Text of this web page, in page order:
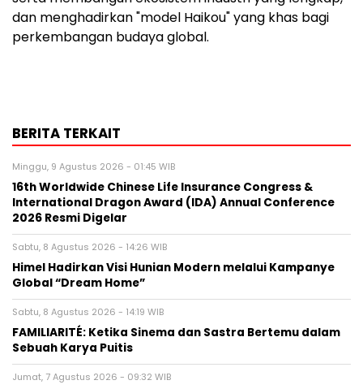
dan menghadirkan "model Haikou" yang khas bagi
perkembangan budaya global.
BERITA TERKAIT
Minggu, 9 Agustus 2026 - 01:45 WIB
16th Worldwide Chinese Life Insurance Congress &
International Dragon Award (IDA) Annual Conference
2026 Resmi Digelar
Sabtu, 8 Agustus 2026 - 14:26 WIB
Himel Hadirkan Visi Hunian Modern melalui Kampanye
Global “Dream Home”
Sabtu, 8 Agustus 2026 - 14:19 WIB
FAMILIARITÉ: Ketika Sinema dan Sastra Bertemu dalam
Sebuah Karya Puitis
Jumat, 7 Agustus 2026 - 09:32 WIB